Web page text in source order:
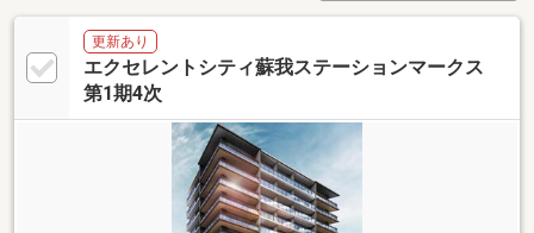
更新あり
エクセレントシティ蘇我ステーションマークス
第1期4次